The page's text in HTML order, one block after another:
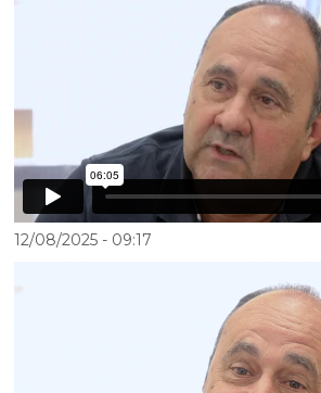
12/08/2025- 09:17